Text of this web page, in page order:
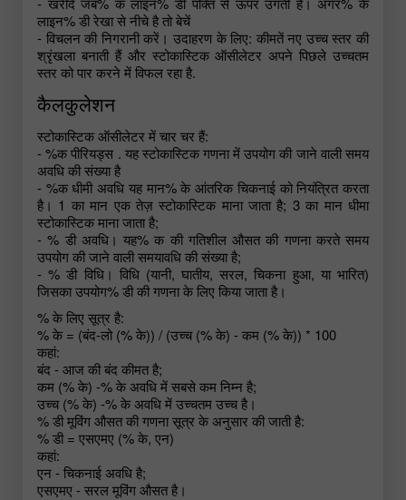
लाइन% डी रेखा से नीचे है तो बेचें
- विचलन की निगरानी करें। उदाहरण के लिए: कीमतें नए उच्च स्तर की
श्रृंखला बनाती हैं और स्टोकास्टिक ऑसीलेटर अपने पिछले उच्चतम
स्तर को पार करने में विफल रहा है.
कैलकुलेशन
स्टोकास्टिक ऑसीलेटर में चार चर हैं:
- %क पीरियड्स . यह स्टोकास्टिक गणना में उपयोग की जाने वाली समय
अवधि की संख्या है
- %क धीमी अवधि यह मान% के आंतरिक चिकनाई को नियंत्रित करता
है। 1 का मान एक तेज़ स्टोकास्टिक माना जाता है; 3 का मान धीमा
स्टोकास्टिक माना जाता है;
- % डी अवधि। यह% क की गतिशील औसत की गणना करते समय
उपयोग की जाने वाली समयावधि की संख्या है;
- % डी विधि। विधि (यानी, घातीय, सरल, चिकना हुआ, या भारित)
जिसका उपयोग% डी की गणना के लिए किया जाता है।
% के लिए सूत्र है:
% के = (बंद-लो (% के)) / (उच्च (% के) - कम (% के)) * 100
कहां:
बंद - आज की बंद कीमत है;
कम (% के) -% के अवधि में सबसे कम निम्न है;
उच्च (% के) -% के अवधि में उच्चतम उच्च है।
% डी मूविंग औसत की गणना सूत्र के अनुसार की जाती है:
% डी = एसएमए (% के, एन)
कहां:
एन - चिकनाई अवधि है;
एसएमए - सरल मूविंग औसत है।